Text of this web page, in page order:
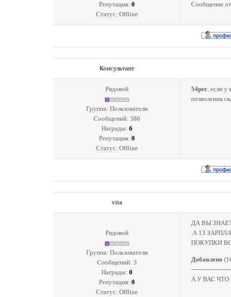
Репутация: 0
Статус: Offline
Сообщение
Консультант
Рядовой
Группа: Пользователи
Сообщений: 386
Награды: 6
Репутация: 0
Статус: Offline
54рег, если у
позволения
vita
Рядовой
Группа: Пользователи
Сообщений: 3
Награды: 0
Репутация: 0
Статус: Offline
ДА ВЫ
.А 13
ПОКУПКИ
Добавлено
А У ВАС